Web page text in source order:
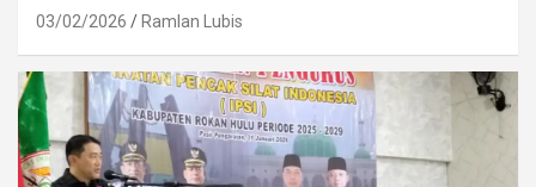
03/02/2026 Ramlan Lubis